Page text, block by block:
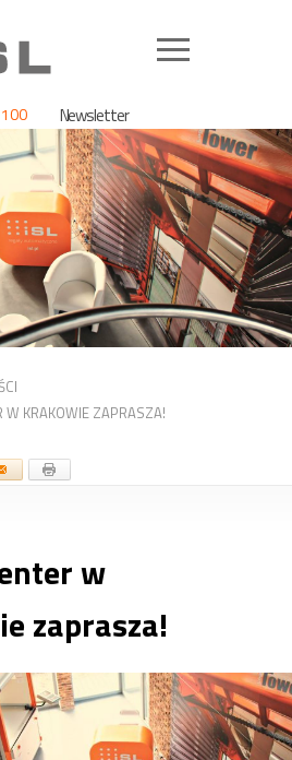
Newsletter
W KRAKOWIE ZAPRASZA!
w
zaprasza!